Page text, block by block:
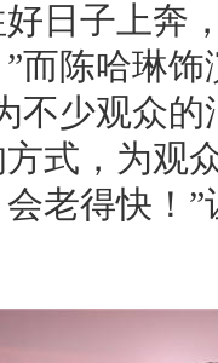
日子上奔
而陈哈琳
不少观众
式，为观
老得快！